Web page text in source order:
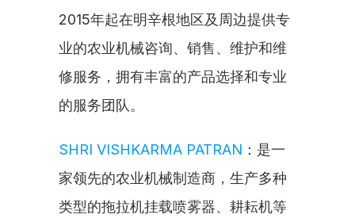
2015年起在明辛根地区及周边提供专
业的农业机械咨询、销售、维护和维
修服务，拥有丰富的产品选择和专业
的服务团队。
SHRI VISHKARMA PATRAN ：是一
家领先的农业机械制造商，生产多种
类型的拖拉机挂载喷雾器、耕耘机等